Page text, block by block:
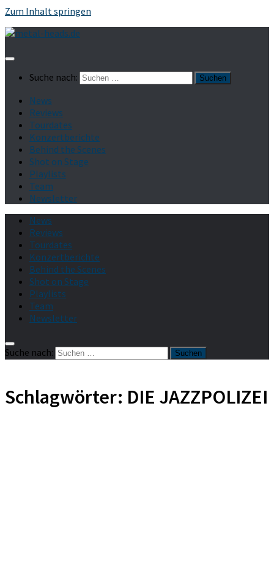
Zum Inhalt springen
Suche nach:
News
Reviews
Tourdates
Konzertberichte
Behind the Scenes
Shot on Stage
Playlists
Team
Newsletter
News
Reviews
Tourdates
Konzertberichte
Behind the Scenes
Shot on Stage
Playlists
Team
Newsletter
Suche nach:
Schlagwörter: DIE JAZZPOLIZEI